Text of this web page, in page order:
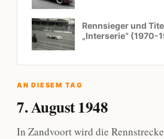
Rennsieger und
„Interserie“ (1970-
AN DIESEM TAG
7. August 1948
In Zandvoort wird die